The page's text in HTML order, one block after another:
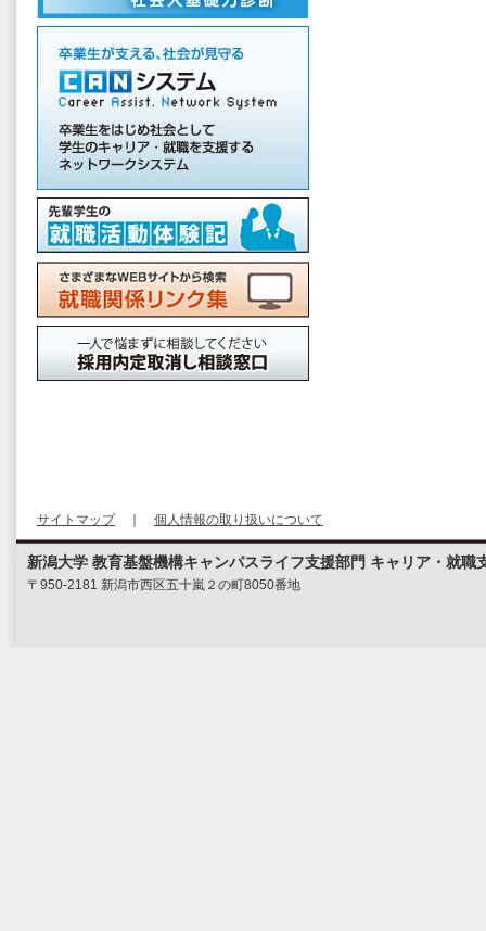
サイトマップ｜ 個人情報の取り扱いについて
新潟大学 教育基盤機構キャンパスライフ支援部門 キャリア・就職
〒950-2181 新潟市西区五十嵐２の町8050番地